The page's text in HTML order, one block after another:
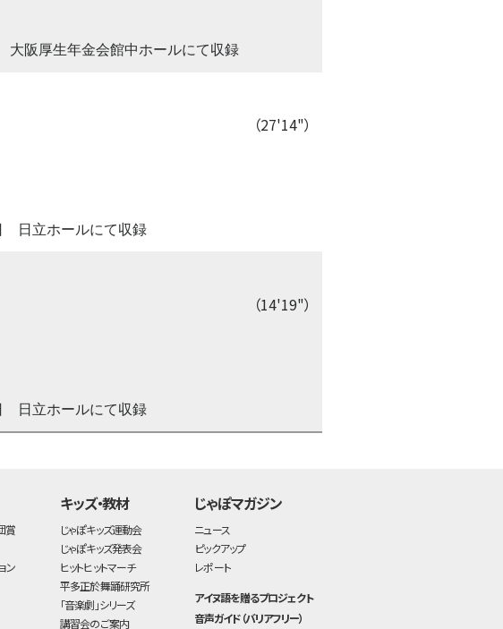
阪厚生年金会館中ホールにて収録
（27'14"）
日立ホールにて収録
（14'19"）
日立ホールにて収録
賞
ン
キッズ・教材
じゃぽキッズ運動会
じゃぽキッズ発表会
ヒットヒットマーチ
平多正於舞踊研究所
「音楽劇」シリーズ
講習会のご案内
じゃぽマガジン
ニュース
ピックアップ
レポート
アイヌ語を贈るプロジェクト
音声ガイド（バリアフリー）